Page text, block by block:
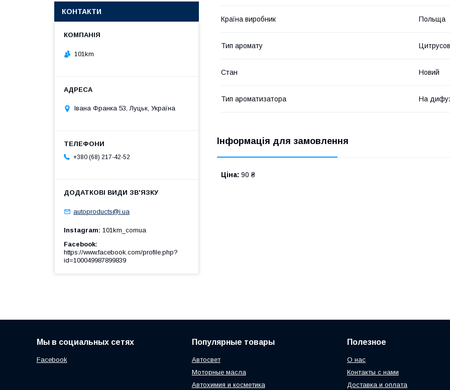
Країна виробник Польща
Тип аромату
Стан Новий
Тип ароматизатора На
Інформація для замовлення
Ціна: 90 ₴
КОНТАКТИ
101km
Івана Франка 53, Луцьк, Україна
+380 (68) 217-42-52
autoproducts@i.ua
Instagram 101km_comua
Facebook
https://www.facebook.com/profile.php?
id=100049987899839
Мы в социальных сетях
Facebook
Популярные товары
Автосвет
Моторные масла
Автохимия и косметика
Полезное
О нас
Контакты с нами
Доставка и оплата